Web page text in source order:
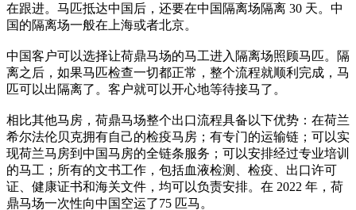
在跟进。马匹抵达中国后，还要在中国隔离场隔离 30 天。中
国的隔离场一般在上海或者北京。
中国客户可以选择让荷鼎马场的马工进入隔离场照顾马匹。隔
离之后，如果马匹检查一切都正常，整个流程就顺利完成，马
匹可以出隔离了。客户就可以开心地等待接马了。
相比其他马房，荷鼎马场整个出口流程具备以下优势：在荷兰
希尔法伦贝克拥有自己的检疫马房；有专门的运输链；可以实
现荷兰马房到中国马房的全链条服务；可以安排经过专业培训
的马工；所有的文书工作，包括血液检测、检疫、出口许可
证、健康证书和海关文件，均可以负责安排。在 2022 年，荷
鼎马场一次性向中国空运了75 匹马。